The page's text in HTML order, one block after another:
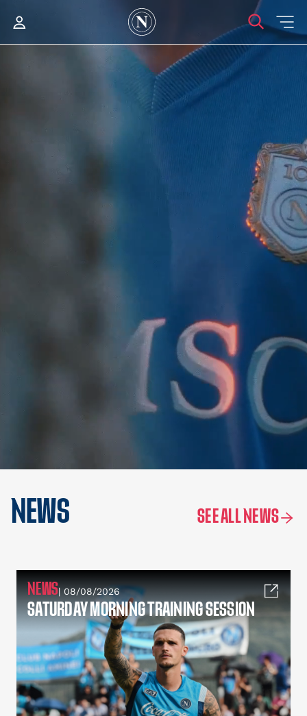
NEWS SEE ALL NEWS
NEWS| 08/08/2026
SATURDAY MORNING TRAINING SESSION